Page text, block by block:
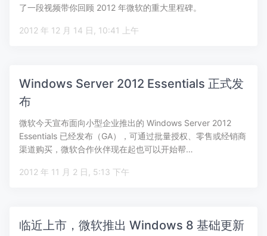
了一段视频带你回顾 2012 年微软的重大里程碑。
2012 年 12 月 14 日, 10:41 上午
Windows Server 2012 Essentials 正式发
布
微软今天宣布面向小型企业推出的 Windows Server 2012
Essentials 已经发布（GA），可通过批量授权、零售或经销商
渠道购买，微软合作伙伴现在起也可以开始帮…
2012 年 11 月 2 日, 5:13 下午
临近上市，微软推出 Windows 8 基础更新